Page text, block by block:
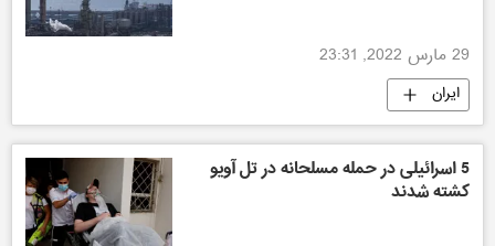
29 مارس 2022, 23:31
ایران
5 اسرائیلی در حمله مسلحانه در تل آویو
کشته شدند